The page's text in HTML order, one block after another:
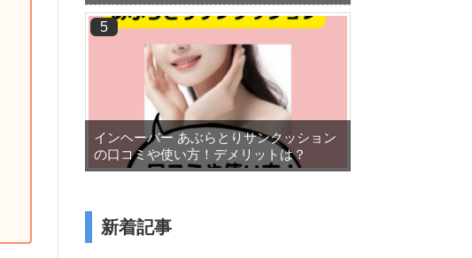
インヘーバー あぶらとりサンクッション
の口コミや使い方！デメリットは？
新着記事